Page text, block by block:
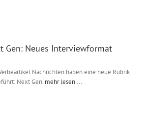
Gen: Neues Interviewformat
Nachrichten haben eine neue Rubrik
Next Gen. mehr lesen ...